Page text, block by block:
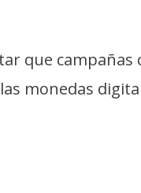
que
monedas